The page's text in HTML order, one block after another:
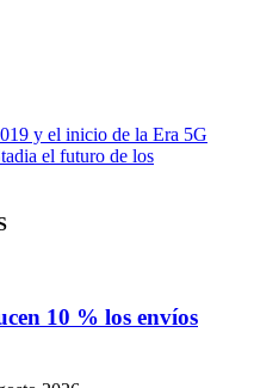
y el inicio de la Era 5G
el futuro de los
10 % los envíos